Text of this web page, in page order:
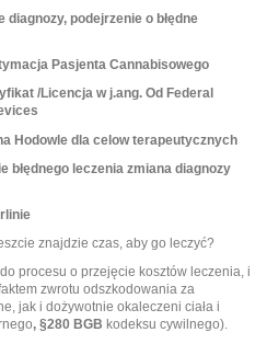
diagnozy, podejrzenie o błędne
Pasjenta Cannabisowego
/Licencja w j.ang. Od Federal
Hodowle dla celow terapeutycznych
błędnego leczenia zmiana diagnozy
znajdzie czas, aby go leczyć?
procesu o przejęcie kosztów leczenia, i
zwrotu odszkodowania za
jak i dożywotnie okaleczeni ciała i
, §280 BGB kodeksu cywilnego).